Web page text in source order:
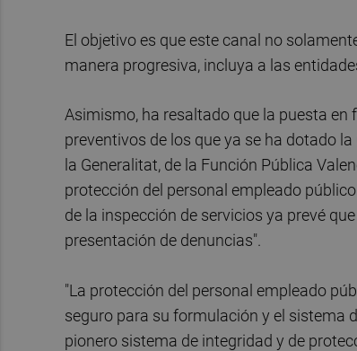
El objetivo es que este canal no
manera progresiva, incluya a las
Asimismo, ha resaltado que la puesta
preventivos de los que ya se ha dotado
la Generalitat, de la Función Pública
protección del personal empleado
de la inspección de servicios ya prevé
presentación de denuncias".
"La protección del personal empleado
seguro para su formulación y el sistema
pionero sistema de integridad y de